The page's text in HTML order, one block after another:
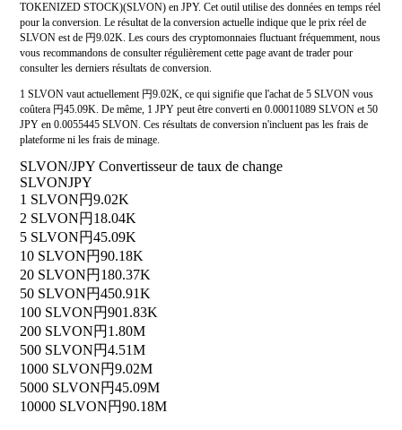
TOKENIZED STOCK)(SLVON) en JPY. Cet outil utilise des données en temps réel
pour la conversion. Le résultat de la conversion actuelle indique que le prix réel de
SLVON est de 円9.02K. Les cours des cryptomonnaies fluctuant fréquemment, nous
vous recommandons de consulter régulièrement cette page avant de trader pour
consulter les derniers résultats de conversion.
1 SLVON vaut actuellement 円9.02K, ce qui signifie que l'achat de 5 SLVON vous
coûtera 円45.09K. De même, 1 JPY peut être converti en 0.00011089 SLVON et 50
JPY en 0.0055445 SLVON. Ces résultats de conversion n'incluent pas les frais de
plateforme ni les frais de minage.
SLVON/JPY Convertisseur de taux de change
SLVONJPY
1 SLVON円9.02K
2 SLVON円18.04K
5 SLVON円45.09K
10 SLVON円90.18K
20 SLVON円180.37K
50 SLVON円450.91K
100 SLVON円901.83K
200 SLVON円1.80M
500 SLVON円4.51M
1000 SLVON円9.02M
5000 SLVON円45.09M
10000 SLVON円90.18M